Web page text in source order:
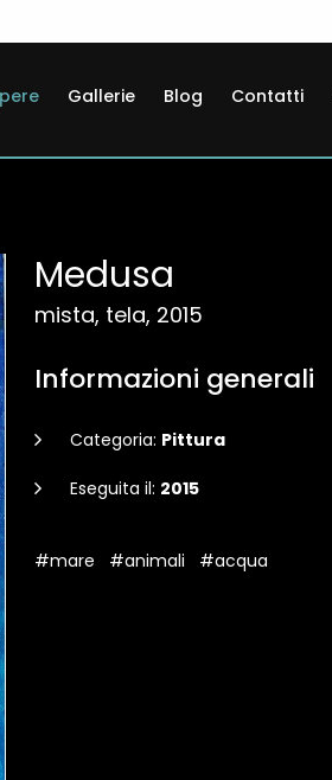
Gallerie Blog Contatti
Medusa
mista, tela, 2015
Informazioni generali
Categoria: Pittura
Eseguita il: 2015
#mare #animali #acqua